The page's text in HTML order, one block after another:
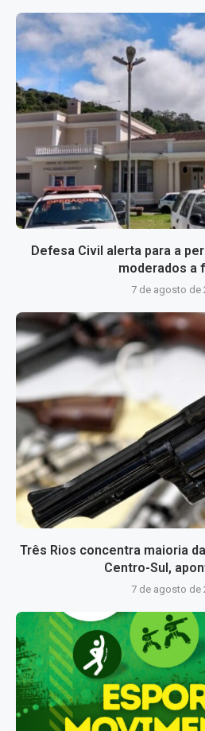
Defesa Civil alerta para a
moderados a
7 de agosto de
Três Rios concentra maioria
Centro-Sul,
7 de agosto de